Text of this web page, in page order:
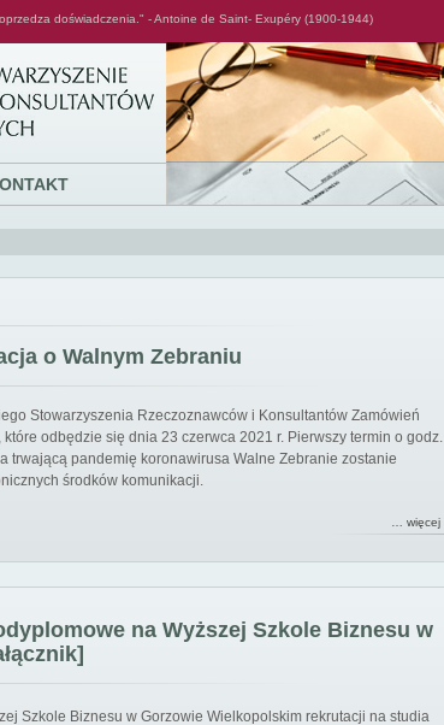
doświadczenia." - Antoine de Saint- Exupéry (1900-1944)
o Walnym Zebraniu
Stowarzyszenia Rzeczoznawców i Konsultantów Zamówień
odbędzie się dnia 23 czerwca 2021 r. Pierwszy termin o godz.
trwającą pandemię koronawirusa Walne Zebranie zostanie
środków komunikacji.
… więcej
na Wyższej Szkole Biznesu w
Szkole Biznesu w Gorzowie Wielkopolskim rekrutacji na studia